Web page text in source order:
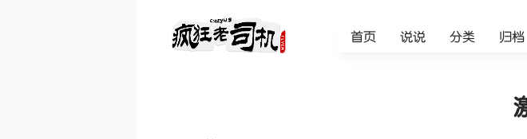
首页 说说 分类 归档